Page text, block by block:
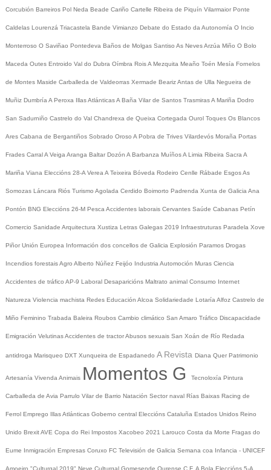
Corcubión Barreiros Pol Neda Beade Cariño Cartelle Ribeira de Piquín Vilarmaior Ponte
Caldelas Lourenzá Triacastela Bande Vimianzo Debate do Estado da Autonomía O Incio
Monterroso O Saviñao Pontedeva Baños de Molgas Santiso As NevesArzúa Miño O Bolo
Maceda Outes Entroido Val do Dubra Oímbra RoisA Mezquita Meaño Toén Mesía Fornelos
de Montes Maside Carballeda de Valdeorras Xermade BearizAntas de Ulla Negueira de
Muñiz Dumbría A Peroxa Illas AtlánticasA Baña Vilar de Santos TrasmirasA Mariña Dodro
San Sadurniño Castrelo do Val Chandrexa de Queixa Cortegada Ourol Toques Os Blancos
Ares Cabana de Bergantiños Sobrado Oroso A Pobra de Trives Vilardevós Moraña Portas
Frades CarralA Veiga Aranga Baltar Dozón A Barbanza MuíñosA Limia Ribeira Sacra A
Mariña Viana Eleccións 28-A Verea A Teixeira Bóveda Rodeiro Cenlle Rábade EsgosAs
Somozas Láncara Riós Turismo Agolada Cerdido Boimorto Padrenda Xunta de Galicia Ana
Pontón BNG Eleccións 26-M Pesca Accidentes laborais Cervantes Saúde Cabanas Petín
Comercio Sanidade Arquitectura Xustiza Letras Galegas 2019 Infraestruturas Paradela Xove
Piñor Unión Europea Información dos concellos de Galicia Explosión Paramos Drogas
Incendios forestaisAgro Alberto Núñez Feijóo Industria Automoción Muras Ciencia
Accidentes de tráfico AP-9 Laboral Desaparicións Maltrato animal Consumo Internet
Natureza Violencia machista Redes Educación Alcoa Solidariedade Lotaría Alfoz Castrelo de
Miño Feminino Trabada Baleira Roubos Cambio climático San Amaro Tráfico Discapacidade
Emigración VelutinasAccidentes de tractorAbusos sexuais San Xoán de Río Redada
antidroga Marisqueo DXT Xunqueira de Espadanedo A Revista Diana Quer Patrimonio
Artesanía Vivenda Animais Momentos G Tecnoloxía Pintura
Carballeda de Avia Parrulo Vilar de Barrio Natación Sector naval Rías Baixas Racing de
Ferrol Emprego Illas Atlánticas Goberno central Eleccións Cataluña Estados Unidos Reino
Unido BrexitAVE Copa do Rei Impostos Xacobeo 2021 Larouco Costa da Morte Fragas do
Eume Inmigración Empresas Coruxo FC Televisión de Galicia Semana coa Infancia - UNICEF
Amoeiro "Culturgal 2019" Neve Culturgal Gomesende Ourense C.F. A Bola Eleccións 5-A